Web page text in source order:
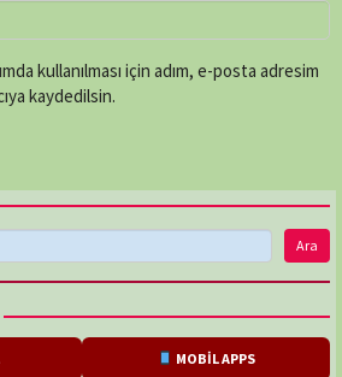
kullanılması için adım, e-posta adresim
kaydedilsin.
Ara
MOBİL APPS